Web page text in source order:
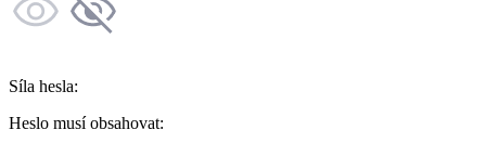
Síla hesla:
Heslo musí obsahovat: